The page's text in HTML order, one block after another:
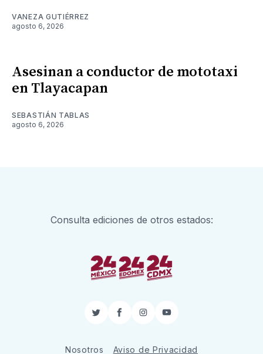
VANEZA GUTIÉRREZ
agosto 6, 2026
Asesinan a conductor de mototaxi
en Tlayacapan
SEBASTIÁN TABLAS
agosto 6, 2026
Consulta ediciones de otros estados:
TwitterFacebook
InstagramYouTube
Nosotros Aviso de Privacidad